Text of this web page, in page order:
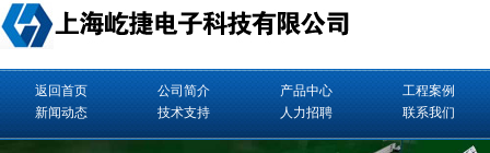
返回首页 公司简介 产品中心
工程案例
新闻动态
技术支持 人力招聘 联系我们